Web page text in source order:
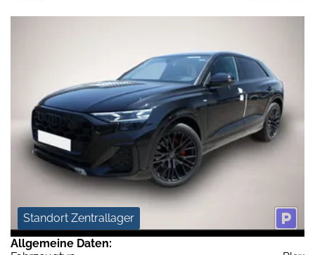
Standort Zentrallager
Allgemeine Daten: